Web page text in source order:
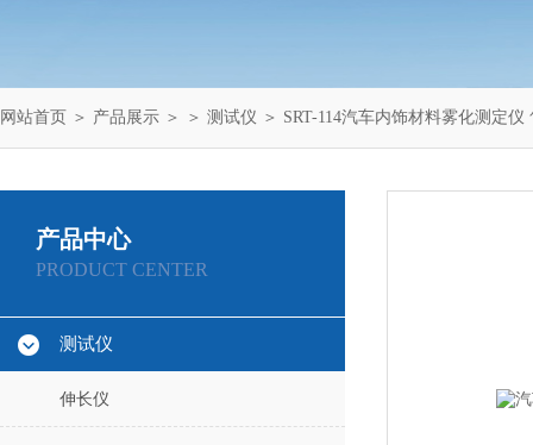
网站首页 ＞ 产品展示 ＞ ＞ 测试仪 ＞ SRT-114汽车内饰材料雾化测定仪
产品中心
PRODUCT CENTER
测试仪
伸长仪